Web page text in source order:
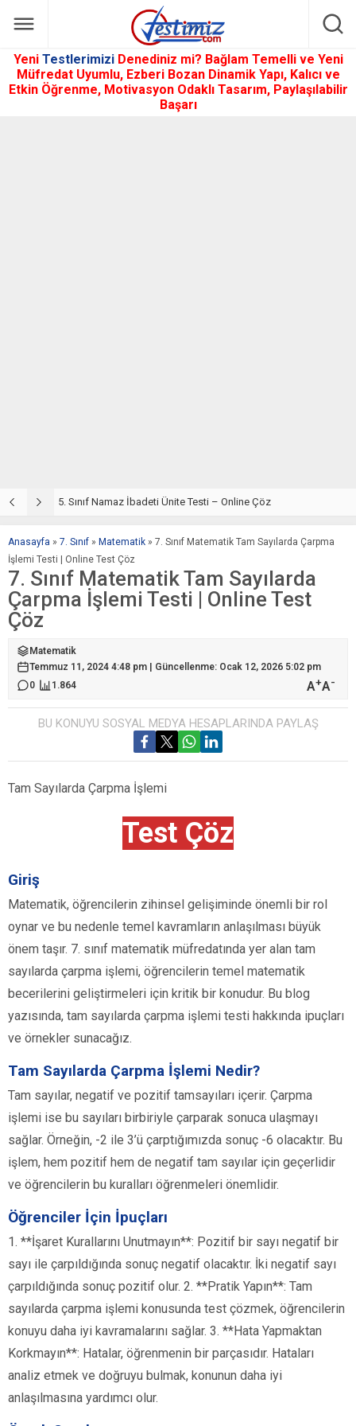
Yeni Testlerimizi Denediniz mi? Bağlam Temelli ve Yeni
Müfredat Uyumlu, Ezberi Bozan Dinamik Yapı, Kalıcı ve
Etkin Öğrenme, Motivasyon Odaklı Tasarım, Paylaşılabilir
Başarı
5. Sınıf Namaz İbadeti Ünite Testi – Online Çöz
Anasayfa » 7. Sınıf » Matematik » 7. Sınıf Matematik Tam Sayılarda Çarpma
İşlemi Testi | Online Test Çöz
7. Sınıf Matematik Tam Sayılarda
Çarpma İşlemi Testi | Online Test
Çöz
Matematik
Temmuz 11, 2024 4:48 pm | Güncellenme: Ocak 12, 2026 5:02 pm
0
1.864 A+A-
BU KONUYU SOSYAL MEDYA HESAPLARINDA PAYLAŞ
Tam Sayılarda Çarpma İşlemi
Test Çöz
Giriş
Matematik, öğrencilerin zihinsel gelişiminde önemli bir rol
oynar ve bu nedenle temel kavramların anlaşılması büyük
önem taşır. 7. sınıf matematik müfredatında yer alan tam
sayılarda çarpma işlemi, öğrencilerin temel matematik
becerilerini geliştirmeleri için kritik bir konudur. Bu blog
yazısında, tam sayılarda çarpma işlemi testi hakkında ipuçları
ve örnekler sunacağız.
Tam Sayılarda Çarpma İşlemi Nedir?
Tam sayılar, negatif ve pozitif tamsayıları içerir. Çarpma
işlemi ise bu sayıları birbiriyle çarparak sonuca ulaşmayı
sağlar. Örneğin, -2 ile 3’ü çarptığımızda sonuç -6 olacaktır. Bu
işlem, hem pozitif hem de negatif tam sayılar için geçerlidir
ve öğrencilerin bu kuralları öğrenmeleri önemlidir.
Öğrenciler İçin İpuçları
1. **İşaret Kurallarını Unutmayın**: Pozitif bir sayı negatif bir
sayı ile çarpıldığında sonuç negatif olacaktır. İki negatif sayı
çarpıldığında sonuç pozitif olur. 2. **Pratik Yapın**: Tam
sayılarda çarpma işlemi konusunda test çözmek, öğrencilerin
konuyu daha iyi kavramalarını sağlar. 3. **Hata Yapmaktan
Korkmayın**: Hatalar, öğrenmenin bir parçasıdır. Hataları
analiz etmek ve doğruyu bulmak, konunun daha iyi
anlaşılmasına yardımcı olur.